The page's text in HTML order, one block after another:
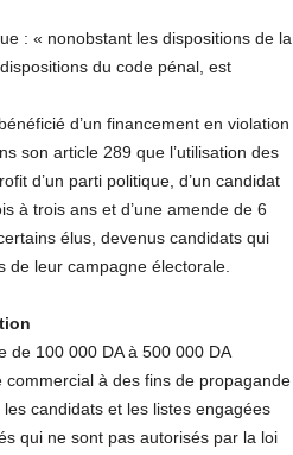
: « nonobstant les dispositions de la
du code pénal, est
d’un financement en violation
son article 289 que l’utilisation des
d’un parti politique, d’un candidat
à trois ans et d’une amende de 6
élus, devenus candidats qui
de leur campagne électorale.
de 100 000 DA à 500 000 DA
commercial à des fins de propagande
candidats et les listes engagées
qui ne sont pas autorisés par la loi